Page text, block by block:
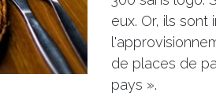
eux. Or, ils
de places de
pays ».